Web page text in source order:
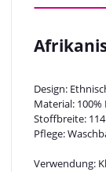
Design:
Material:
Stoffbreite:
Pflege:
Verwendung: